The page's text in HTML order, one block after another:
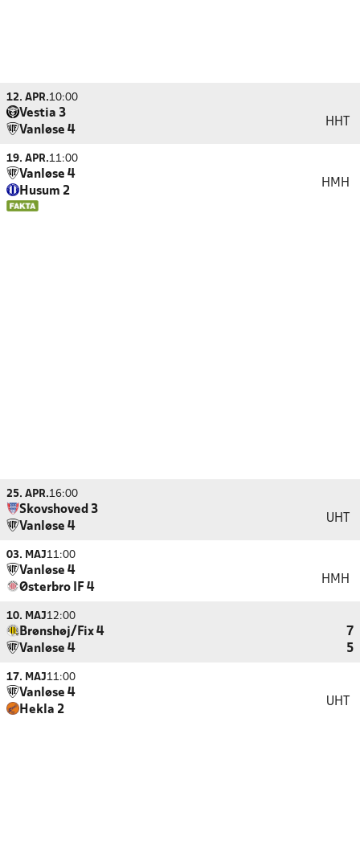
12. APR.10:00
Vestia 3
Vanløse 4
HHT
19. APR.11:00
Vanløse 4
Husum 2
HMH
25. APR.16:00
Skovshoved 3
Vanløse 4
UHT
03. MAJ11:00
Vanløse 4
Østerbro IF 4
HMH
10. MAJ12:00
Brønshøj/Fix 4
7
Vanløse 4
5
17. MAJ11:00
Vanløse 4
Hekla 2
UHT